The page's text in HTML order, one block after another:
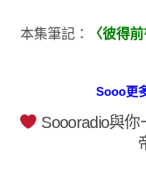
本集筆記： 〈彼得
Sooo更
Soooradio與